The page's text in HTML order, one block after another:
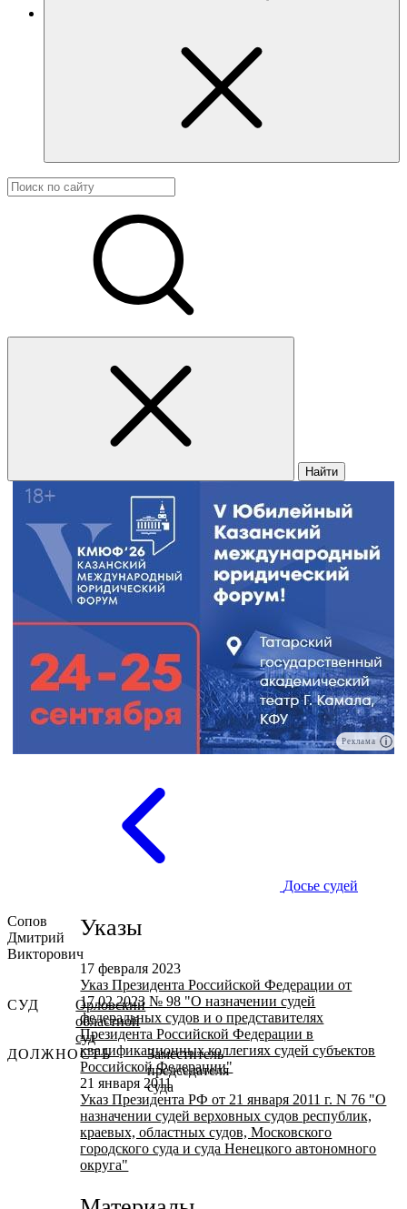
Найти
Реклама
Досье судей
Сопов
Дмитрий
Викторович
СУД
Орловский
областной
суд
ДОЛЖНОСТЬ
Заместитель
председателя
суда
Указы
17 февраля 2023
Указ Президента Российской Федерации от
17.02.2023 № 98 "О назначении судей
федеральных судов и о представителях
Президента Российской Федерации в
квалификационных коллегиях судей субъектов
Российской Федерации"
21 января 2011
Указ Президента РФ от 21 января 2011 г. N 76 "О
назначении судей верховных судов республик,
краевых, областных судов, Московского
городского суда и суда Ненецкого автономного
округа"